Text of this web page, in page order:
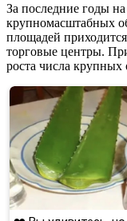
За последние годы
крупномасштабных
площадей
торговые центры.
роста числа крупных